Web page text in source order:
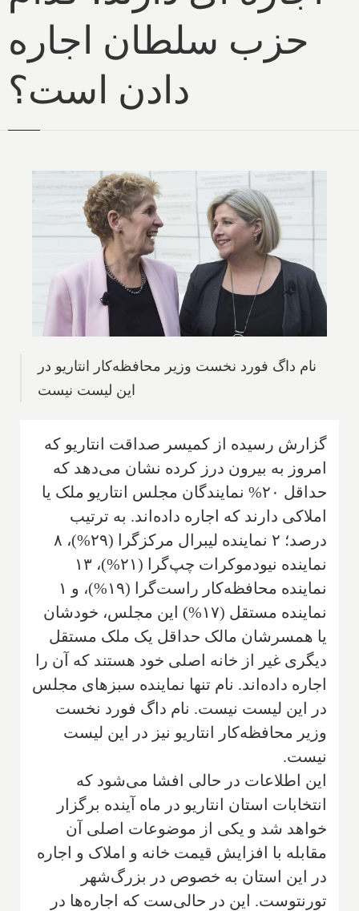
حزب سلطان اجاره
دادن است؟
نام داگ فورد نخست وزیر محافظه‌کار انتاریو در
این لیست نیست
گزارش رسیده از کمیسر صداقت انتاریو که
امروز به بیرون درز کرده نشان می‌دهد که
حداقل ۲۰% نمایندگان مجلس انتاریو ملک یا
املاکی دارند که اجاره داده‌اند. به ترتیب
درصد؛ ۲ نماینده لیبرال مرکزگرا (۲۹%)، ۸
نماینده نیودموکرات چپ‌گرا (۲۱%)، ۱۳
نماینده محافظه‌کار راست‌گرا (۱۹%)، و ۱
نماینده مستقل (۱۷%) این مجلس، خودشان
یا همسرشان مالک حداقل یک ملک مستقل
دیگری غیر از خانه اصلی خود هستند که آن را
اجاره داده‌اند. نام تنها نماینده سبزهای مجلس
در این لیست نیست. نام داگ فورد نخست
وزیر محافظه‌کار انتاریو نیز در این لیست
نیست.
این اطلاعات در حالی افشا می‌شود که
انتخابات استان انتاریو در ماه آینده برگزار
خواهد شد و یکی از موضوعات اصلی آن
مقابله با افزایش قیمت خانه و املاک و اجاره
در این استان به خصوص در بزرگ‌شهر
تورنتوست. این در حالی‌ست که اجاره‌ها در